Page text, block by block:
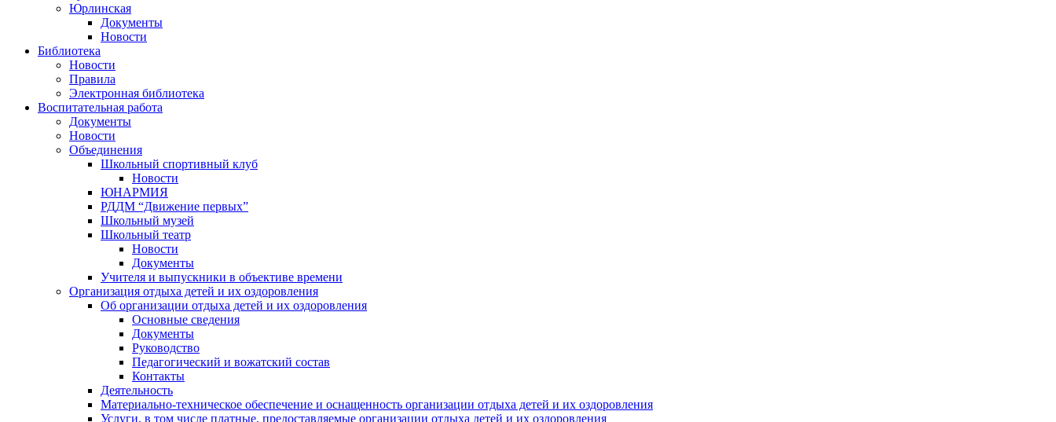
Юрлинская
Документы
Новости
Библиотека
Новости
Правила
Электронная библиотека
Воспитательная работа
Документы
Новости
Объединения
Школьный спортивный клуб
Новости
ЮНАРМИЯ
РДДМ “Движение первых”
Школьный музей
Школьный театр
Новости
Документы
Учителя и выпускники в объективе времени
Организация отдыха детей и их оздоровления
Об организации отдыха детей и их оздоровления
Основные сведения
Документы
Руководство
Педагогический и вожатский состав
Контакты
Деятельность
Материально-техническое обеспечение и оснащенность организации отдыха детей и их оздоровления
Услуги, в том числе платные, предоставляемые организации отдыха детей и их оздоровления